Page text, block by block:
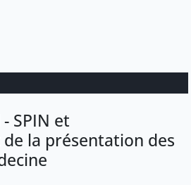
SPIN et
la présentation des